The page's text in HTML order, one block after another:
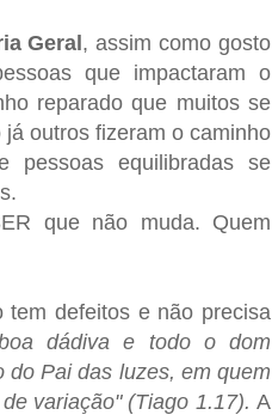
Geral , assim como gosto
que impactaram o
reparado que muitos se
outros fizeram o caminho
pessoas equilibradas se
que não muda. Quem
tem defeitos e não precisa
dádiva e todo o dom
do Pai das luzes, em quem
variação" (Tiago 1.17). A